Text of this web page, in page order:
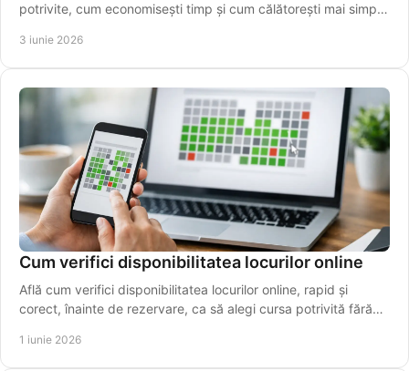
potrivite, cum economisești timp și cum călătorești mai simplu
3 iunie 2026
Cum verifici disponibilitatea locurilor online
Află cum verifici disponibilitatea locurilor online, rapid și
corect, înainte de rezervare, ca să alegi cursa potrivită fără
1 iunie 2026